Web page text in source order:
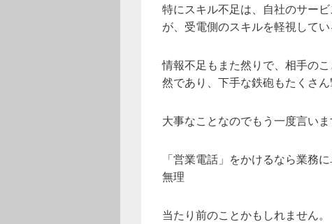
特にスキル不足は、自社のサー
が、受電側のスキルを軽視してい
情報不足もまた然りで、相手の
然であり、下手な鉄砲もたくさ
大事なことなのでもう一度言い
「営業電話」をかけるなら業務
無理
当たり前のことかもしれません。